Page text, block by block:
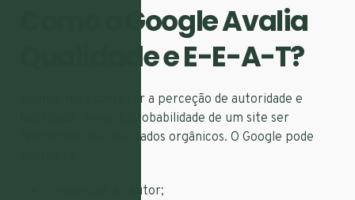
Como o Google Avalia
Qualidade e E-E-A-T?
Quanto mais forte for a perceção de autoridade e
fiabilidade, maior a probabilidade de um site ser
favorecido nos resultados orgânicos. O Google pode
Credenciais do autor;